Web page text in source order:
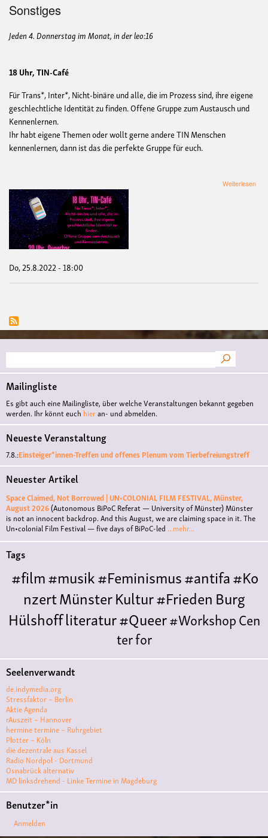
Sonstiges
Jeden 4. Donnerstag im Monat, in der leo:16
18 Uhr, TIN-Café
Für Trans*, Inter*, Nicht-binäre und alle, die im Prozess sind, ihre eigene
geschlechtliche Identität zu finden. Offene Gruppe zum Austausch und
Kennenlernen.
Ihr habt eigene Themen oder wollt gerne andere TIN Menschen
kennenlernen, dann ist das die perfekte Gruppe für euch.
Weiterlesen
Do, 25.8.2022 - 18:00
Suche
Mailingliste
Es gibt auch eine Mailingliste, über welche Veranstaltungen bekannt gegeben
werden. Ihr könnt euch hieran- und abmelden.
Neueste Veranstaltung
7.8.:Einsteiger*innen-Treffen und offenes Plenum vom Tierbefreiungstreff
Neuester Artikel
Space Claimed, Not Borrowed | UN•COLONIAL FILM FESTIVAL, Münster,
August 2026(Autonomous BiPoC Referat — University of Münster)Münster
is not an innocent backdrop. And this August, we are claiming space in it. The
Un•colonial Film Festival — five days of BiPoC-led ...mehr...
Tags
#film#musik#Feminismus#antifa#Ko
nzertMünsterKultur#FriedenBurg
Hülshoffliteratur#Queer#WorkshopCen
ter for
LiteraturePolyamoriePolytreff#liveKonzert
Polyamorietreff
Monogamie
ismuskunst
VKqueer#Demo
ve#film #kino #filmwerkstatt
#filmclub#Münster#BLACKBOXpunk#kino
#menschenrechte
Seelenverwandt
de.indymedia.org
Stressfaktor – Berlin
Aktie Agenda
rAuszeit – Hannover
hermine termine – Ruhrgebiet
Plotter – Köln
die dezentrale aus Kassel
Radio Nordpol - Dortmund
Osnabrück alternativ
MD linksdrehend - Linke Termine in Magdeburg
Benutzer*in
Anmelden